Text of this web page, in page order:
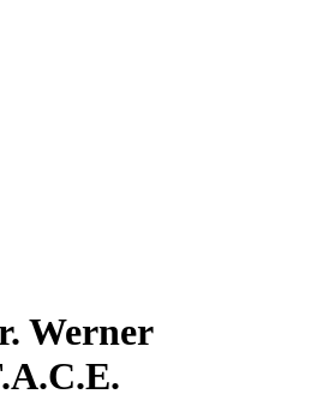
Werner